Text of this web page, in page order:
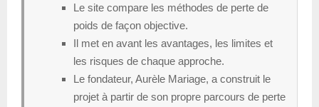
Le site compare les méthodes de perte de
poids de façon objective.
Il met en avant les avantages, les limites et
les risques de chaque approche.
Le fondateur, Aurèle Mariage, a construit le
projet à partir de son propre parcours de perte